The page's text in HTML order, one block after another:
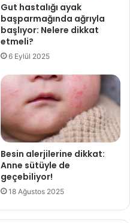
Gut hastalığı ayak
başparmağında ağrıyla
başlıyor: Nelere dikkat
etmeli?
6 Eylül 2025
Besin alerjilerine dikkat:
Anne sütüyle de
geçebiliyor!
18 Ağustos 2025